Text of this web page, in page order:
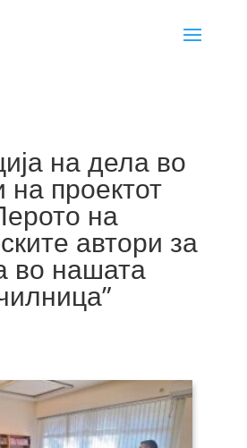
на дела во
на проектот
на
автори за
во нашата